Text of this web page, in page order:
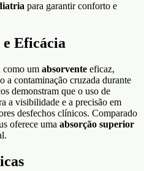
para garantir conforto e
e Eficácia
como um absorvente eficaz,
a contaminação cruzada durante
demonstram que o uso de
a visibilidade e a precisão em
desfechos clínicos. Comparado
oferece uma absorção superior